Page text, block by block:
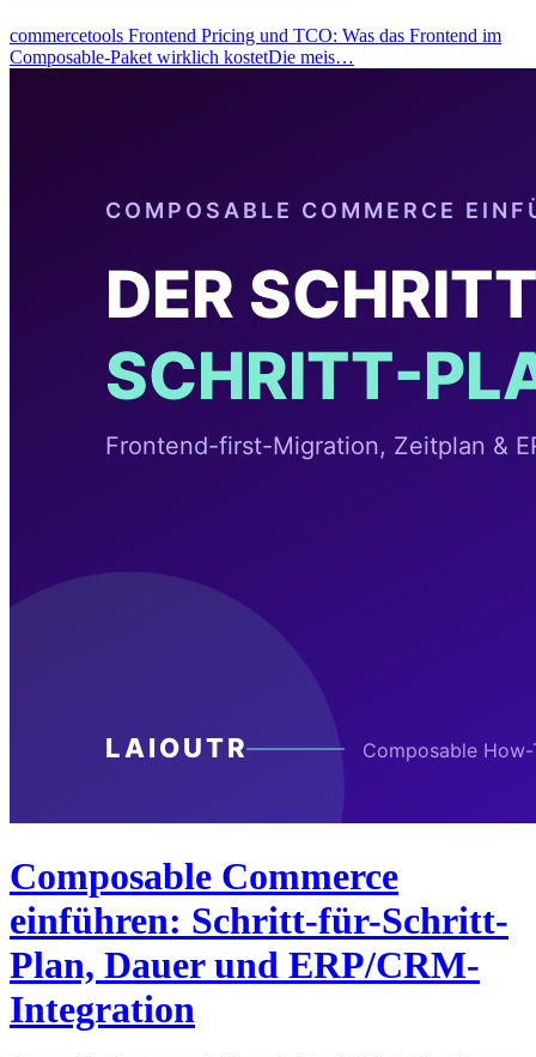
commercetools Frontend Pricing und TCO: Was das Frontend im
Composable-Paket wirklich kostetDie meis…
Composable Commerce
einführen: Schritt-für-Schritt-
Plan, Dauer und ERP/CRM-
Integration